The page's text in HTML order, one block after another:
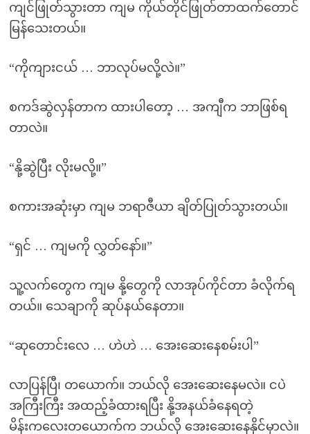
ကျင်ဖြုတ်သွားတာ ကျမ ကိုယ်တိုင်ဖြုတ်တာထက်တောင်
မြန်သေးတယ်။
“ကိုကျားငယ် … ဘာလုပ်မလို့လဲ။”
စကဒ်ဆွဲလှန်တာက ထားပါတော့ … အကျီက ဘာဖြစ်ရ
တာလဲ။
“နို့ဆွဲပြီး လိုးမလို့။”
စကားအဆုံးမှာ ကျမ ဘရာဇီယာ ချိတ်ပြုတ်သွားတယ်။
“ရှင် … ကျမကို လွှတ်နော်။”
သူ့လက်တွေက ကျမ နို့တွေကို လာအုပ်ကိုင်တာ ခံလိုက်ရ
တယ်။ သေချာကို ဆုပ်နယ်နေတာ။
“ဆုတောင်းလေ … ဟဲဟဲ … အေးဆေးနေစမ်းပါ”
လာပြန်ပြီ၊ တယောက်။ ဘယ်လို အေးဆေးနေမလဲ။ ငပဲ
အကြီးကြီး အထည့်ခံထားရပြီး နို့အနယ်ခံနေရတဲ့
မိန်းကလေးတယောက်က ဘယ်လို အေးဆေးနေနိုင်မှာလဲ။